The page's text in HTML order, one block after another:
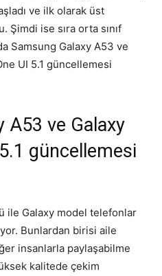
ve ilk olarak üst
Şimdi ise sıra orta sınıf
Samsung Galaxy A53 ve
UI 5.1 güncellemesi
A53 ve Galaxy
güncellemesi
ile Galaxy model telefonlar
Bunlardan birisi aile
insanlarla paylaşabilme
kalitede çekim